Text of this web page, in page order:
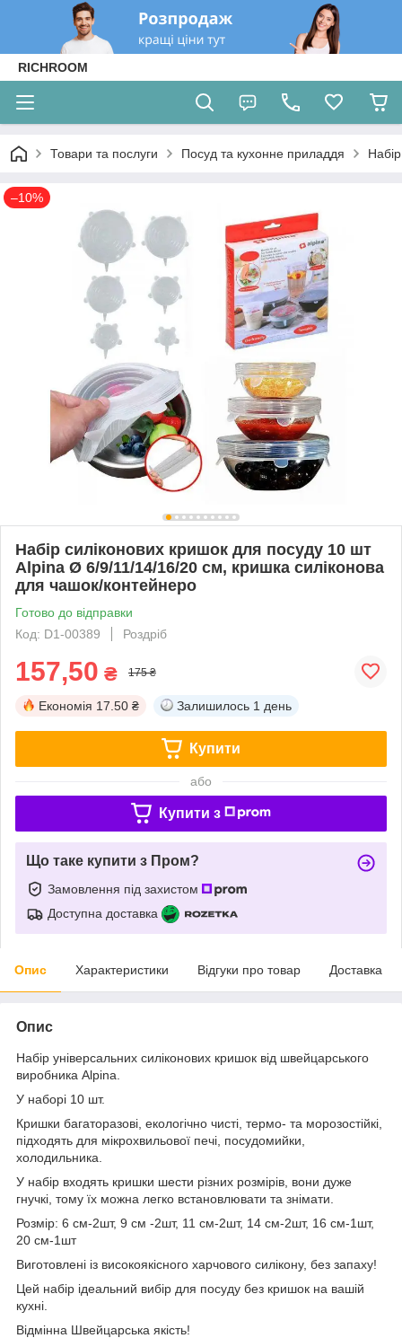
RICHROOM
Товари та послуги Посуд та кухонне приладдя
–10%
Набір силіконових кришок для посуду 10 шт
Alpina Ø 6/9/11/14/16/20 см, кришка силіконова
для чашок/контейнеро
Готово до відправки
Код: D1-00389
Роздріб
157,50 ₴ 175 ₴
Економія 17.50 ₴ Залишилось 1 день
Купити
або
Купити з
Що таке купити з Пром?
Замовлення під захистом
Доступна доставка
Опис Характеристики Відгуки про товар Доставка
Опис
Набір універсальних силіконових кришок від швейцарського
виробника Alpina.
У наборі 10 шт.
Кришки багаторазові, екологічно чисті, термо- та морозостійкі,
підходять для мікрохвильової печі, посудомийки,
холодильника.
У набір входять кришки шести різних розмірів, вони дуже
гнучкі, тому їх можна легко встановлювати та знімати.
Розмір: 6 см-2шт, 9 см -2шт, 11 см-2шт, 14 см-2шт, 16 см-1шт,
20 см-1шт
Виготовлені із високоякісного харчового силікону, без запаху!
Цей набір ідеальний вибір для посуду без кришок на вашій
кухні.
Відмінна Швейцарська якість!